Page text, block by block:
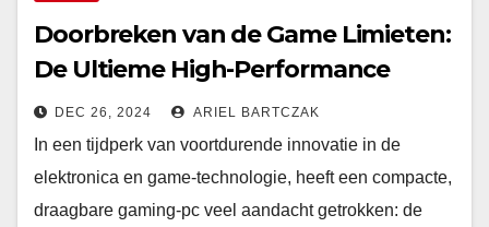
Doorbreken van de Game Limieten:
De Ultieme High-Performance
Handheld Gaming PC Ervaring
DEC 26, 2024 ARIEL BARTCZAK
In een tijdperk van voortdurende innovatie in de
elektronica en game-technologie, heeft een compacte,
draagbare gaming-pc veel aandacht getrokken: de